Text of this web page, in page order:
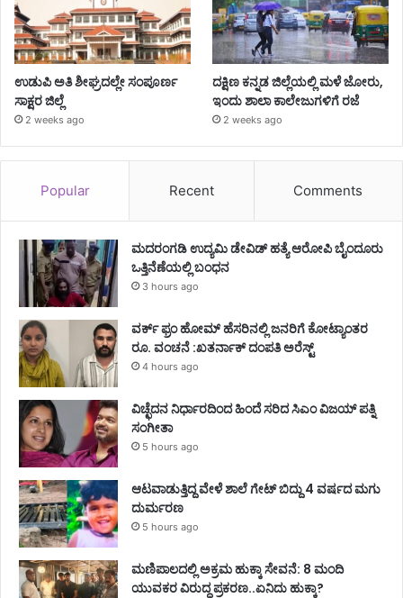
ಉಡುಪಿ ಅತಿ ಶೀಘ್ರದಲ್ಲೇ ಸಂಪೂರ್ಣ
ಸಾಕ್ಷರ ಜಿಲ್ಲೆ
2 weeks ago
ದಕ್ಷಿಣ ಕನ್ನಡ ಜಿಲ್ಲೆಯಲ್ಲಿ ಮಳೆ ಜೋರು,
ಇಂದು ಶಾಲಾ ಕಾಲೇಜುಗಳಿಗೆ ರಜೆ
2 weeks ago
Popular Recent Comments
ಮದರಂಗಡಿ ಉದ್ಯಮಿ ಡೇವಿಡ್ ಹತ್ಯೆ ಆರೋಪಿ ಬೈಂದೂರು
ಒತ್ತಿನೆಣೆಯಲ್ಲಿ ಬಂಧನ
3 hours ago
ವರ್ಕ್ ಫ್ರಂ ಹೋಮ್ ಹೆಸರಿನಲ್ಲಿ ಜನರಿಗೆ ಕೋಟ್ಯಾಂತರ
ರೂ. ವಂಚನೆ :ಖತರ್ನಾಕ್ ದಂಪತಿ ಅರೆಸ್ಟ್
4 hours ago
ವಿಚ್ಛೆದನ ನಿರ್ಧಾರದಿಂದ ಹಿಂದೆ ಸರಿದ ಸಿಎಂ ವಿಜಯ್ ಪತ್ನಿ
ಸಂಗೀತಾ
5 hours ago
ಆಟವಾಡುತ್ತಿದ್ದ ವೇಳೆ ಶಾಲೆ ಗೇಟ್ ಬಿದ್ದು 4 ವರ್ಷದ ಮಗು
ದುರ್ಮರಣ
5 hours ago
ಮಣಿಪಾಲದಲ್ಲಿ ಅಕ್ರಮ ಹುಕ್ಕಾ ಸೇವನೆ: 8 ಮಂದಿ
ಯುವಕರ ವಿರುದ್ಧ ಪ್ರಕರಣ..ಏನಿದು ಹುಕ್ಕಾ?